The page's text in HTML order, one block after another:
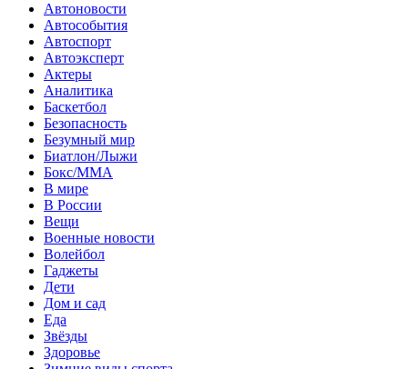
Автоновости
Автособытия
Автоспорт
Автоэксперт
Актеры
Аналитика
Баскетбол
Безопасность
Безумный мир
Биатлон/Лыжи
Бокс/MMA
В мире
В России
Вещи
Военные новости
Волейбол
Гаджеты
Дети
Дом и сад
Еда
Звёзды
Здоровье